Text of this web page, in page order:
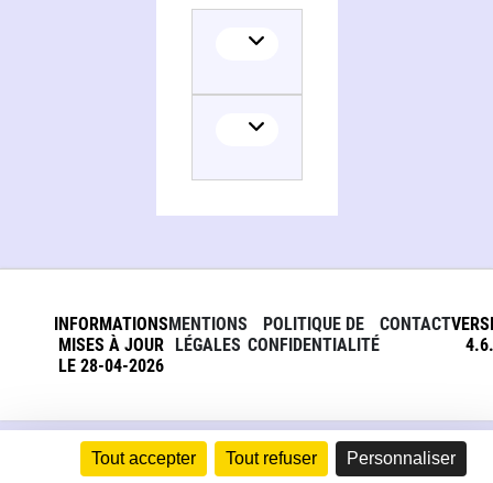
Tout accepter Tout refuser Personnaliser
INFORMATIONS
MISES À JOUR
LE 28-04-2026
MENTIONS
LÉGALES
POLITIQUE DE
CONFIDENTIALITÉ
CONTACT